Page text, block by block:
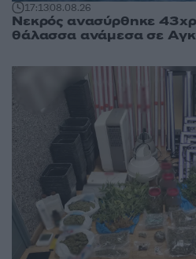
17:1308.08.26
Νεκρός ανασύρθηκε
θάλασσα ανάμεσα σε